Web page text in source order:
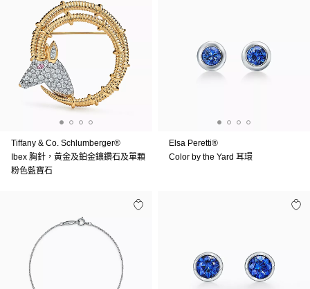
Tiffany & Co. Schlumberger®
Ibex 胸針，黃金及鉑金鑲鑽石及單顆
粉色藍寶石
Elsa Peretti®
Color by the Yard 耳環